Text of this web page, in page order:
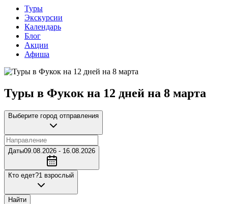
Туры
Экскурсии
Календарь
Блог
Акции
Афиша
Туры в Фукок на 12 дней на 8 марта
Выберите город отправления
Даты09.08.2026 - 16.08.2026
Кто едет?1 взрослый
Найти